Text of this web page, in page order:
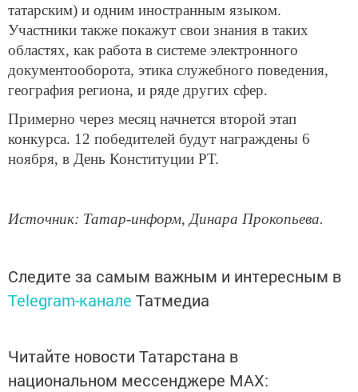
татарским) и одним иностранным языком.
Участники также покажут свои знания в таких
областях, как работа в системе электронного
документооборота, этика служебного поведения,
география региона, и ряде других сфер.
Примерно через месяц начнется второй этап
конкурса. 12 победителей будут награждены 6
ноября, в День Конституции РТ.
Источник: Татар-информ, Динара Прокопьева.
Следите за самым важным и интересным в
Telegram-канале Татмедиа
Читайте новости Татарстана в
национальном мессенджере MАХ: